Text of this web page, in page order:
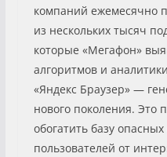
компаний ежемесячно
из нескольких тысяч
которые «Мегафон»
алгоритмов и
«Яндекс Браузер» —
нового поколения. Это
обогатить базу
пользователей от